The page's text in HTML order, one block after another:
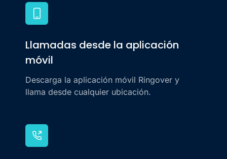
Llamadas desde la aplicación
móvil
Descarga la aplicación móvil Ringover y
llama desde cualquier ubicación.